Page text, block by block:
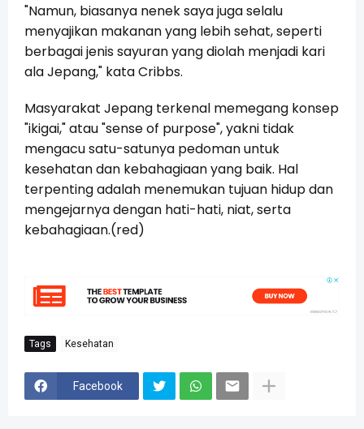
"Namun, biasanya nenek saya juga selalu
menyajikan makanan yang lebih sehat, seperti
berbagai jenis sayuran yang diolah menjadi kari
ala Jepang," kata Cribbs.
Masyarakat Jepang terkenal memegang konsep
"ikigai," atau "sense of purpose", yakni tidak
mengacu satu-satunya pedoman untuk
kesehatan dan kebahagiaan yang baik. Hal
terpenting adalah menemukan tujuan hidup dan
mengejarnya dengan hati-hati, niat, serta
kebahagiaan.(red)
Tags Kesehatan
Facebook